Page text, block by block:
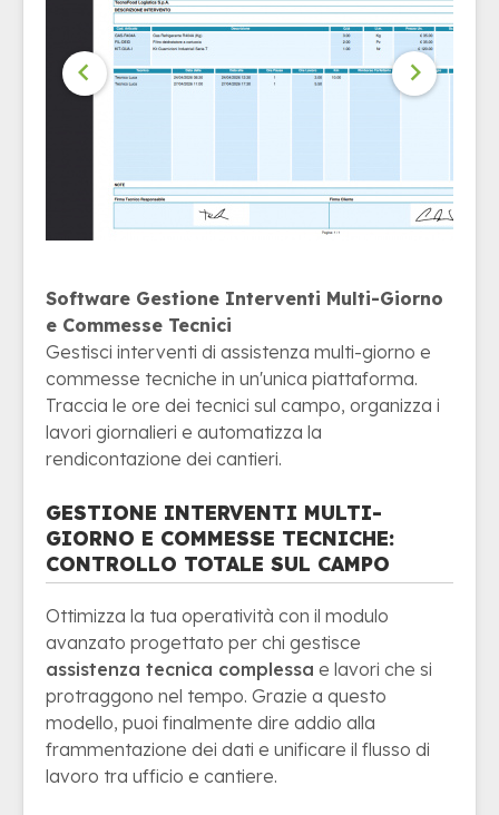
 
Software Gestione Interventi Multi-Giorno
e Commesse Tecnici
Gestisci interventi di assistenza multi-giorno e
commesse tecniche in un'unica piattaforma.
Traccia le ore dei tecnici sul campo, organizza i
lavori giornalieri e automatizza la
rendicontazione dei cantieri.
GESTIONE INTERVENTI MULTI-
GIORNO E COMMESSE TECNICHE:
CONTROLLO TOTALE SUL CAMPO
Ottimizza la tua operatività con il modulo
avanzato progettato per chi gestisce
assistenza tecnica complessa e lavori che si
protraggono nel tempo. Grazie a questo
modello, puoi finalmente dire addio alla
frammentazione dei dati e unificare il flusso di
lavoro tra ufficio e cantiere.